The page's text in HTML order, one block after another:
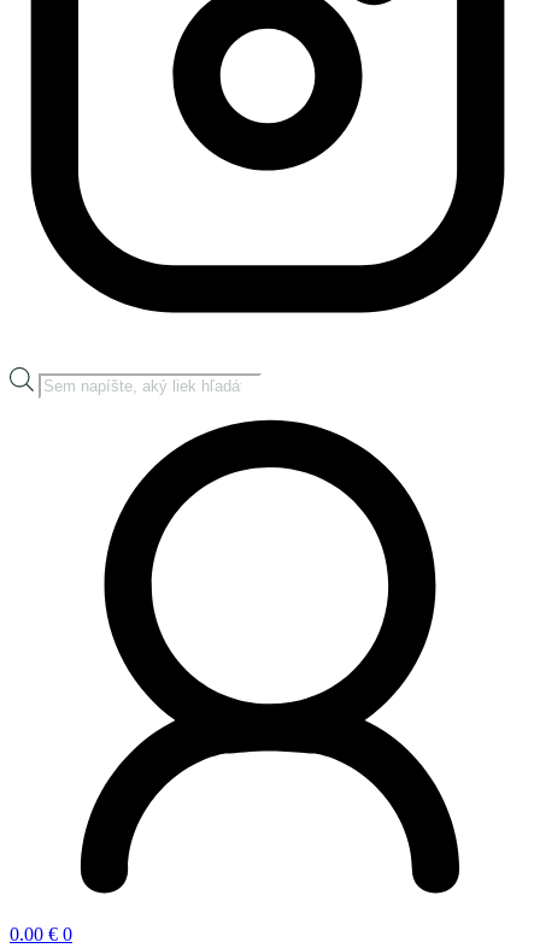
Products
search
0.00 € 0